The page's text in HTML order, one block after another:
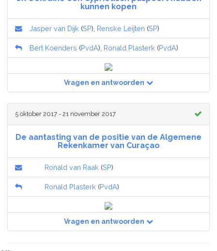
kunnen kopen
Jasper van Dijk (SP), Renske Leijten (SP)
Bert Koenders (PvdA), Ronald Plasterk (PvdA)
Vragen en antwoorden
5 oktober 2017 - 21 november 2017
De aantasting van de positie van de Algemene
Rekenkamer van Curaçao
Ronald van Raak (SP)
Ronald Plasterk (PvdA)
Vragen en antwoorden